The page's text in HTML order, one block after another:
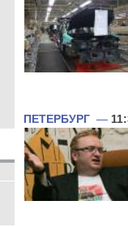
ПЕТЕРБУРГ —